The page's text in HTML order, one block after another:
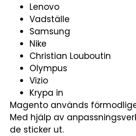
Lenovo
Vadställe
Samsung
Nike
Christian Louboutin
Olympus
Vizio
Krypa in
Magento används
Med hjälp av
de sticker ut.